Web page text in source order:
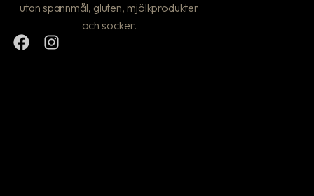
utan spannmål, gluten, mjölkprodukter
och socker.